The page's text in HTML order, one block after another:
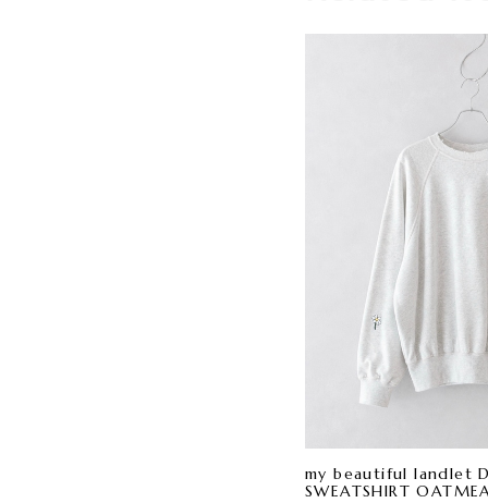
my beautiful landlet
SWEATSHIRT